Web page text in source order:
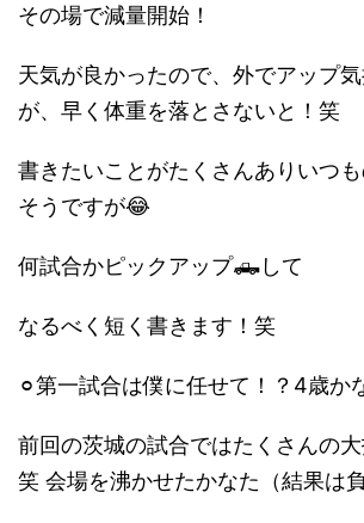
その場で減量開始！
天気が良かったので、外でアップ
が、早く体重を落とさないと！笑
書きたいことがたくさんありいつ
そうですが😂
何試合かピックアップ🛻して
なるべく短く書きます！笑
⚪︎第一試合は僕に任せて！？4歳か
前回の茨城の試合ではたくさんの
笑 会場を沸かせたかなた（結果は負